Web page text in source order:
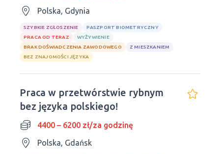
Polska, Gdynia
SZYBKIE ZGŁOSZENIE
PASZPORT BIOMETRYCZNY
PRACA OD TERAZ
WYŻYWIENIE
BRAK DOŚWIADCZENIA ZAWODOWEGO
Z MIESZKANIEM
BEZ ZNAJOMOŚCI JĘZYKA
Praca w przetwórstwie rybnym
bez języka polskiego!
4400 – 6200 zł/za godzinę
Polska, Gdańsk